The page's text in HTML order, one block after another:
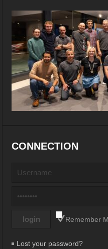
CONNECTION
Remember
Lost your password?